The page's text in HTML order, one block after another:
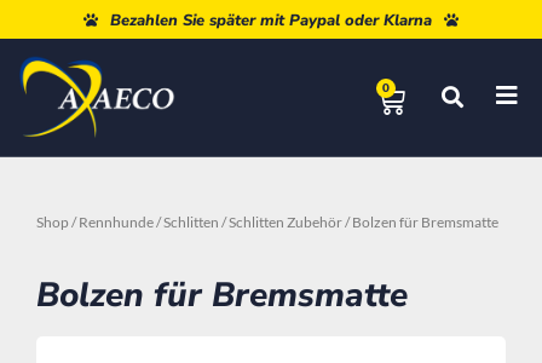
Kostenloser Versand ab 80 €
0
Shop /Rennhunde/Schlitten /Schlitten Zubehör/ Bolzen für Bremsmatte
Bolzen für Bremsmatte